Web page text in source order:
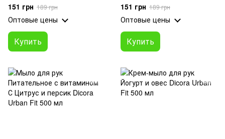
151 грн 189 грн
Оптовые цены
Купить
151 грн 189 грн
Оптовые цены
Купить